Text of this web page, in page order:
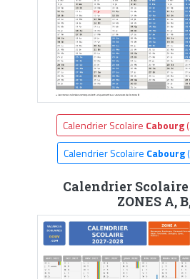
Calendrier Scolaire Cabourg
Calendrier Scolaire Cabourg
Calendrier Scolaire
ZONES A,